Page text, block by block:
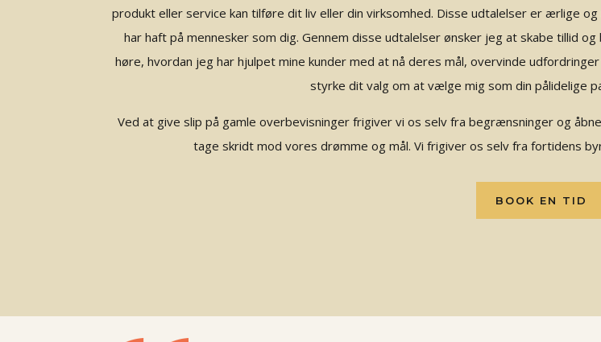
produkt eller service kan tilføre dit liv eller din virksomhed. Disse udtalelser er ærlige
har haft på mennesker som dig. Gennem disse udtalelser ønsker jeg at skabe tillid
høre, hvordan jeg har hjulpet mine kunder med at nå deres mål, overvinde
styrke dit valg om at vælge mig som din pålidelige
Ved at give slip på gamle overbevisninger frigiver vi os selv fra begrænsninger og
tage skridt mod vores drømme og mål. Vi frigiver os selv fra fortidens
BOOK EN TID